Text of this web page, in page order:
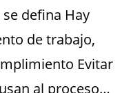
defina Hay
de trabajo,
Evitar
al proceso…